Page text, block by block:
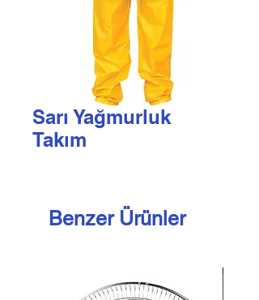
Sarı Yağmurluk
Takım
Benzer Ürünler